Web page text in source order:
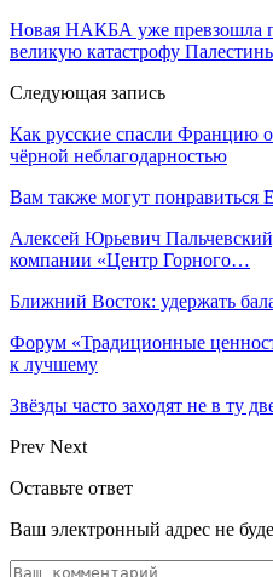
Новая НАКБА уже превзошла
великую катастрофу
Следующая запись
Как русские спасли Францию
чёрной неблагодарностью
Вам также могут понравиться
Алексей Юрьевич
компании «Центр Горного…
Ближний Восток: удержать
Форум «Традиционные
к лучшему
Звёзды часто заходят не в ту
Prev Next
Оставьте ответ
Ваш электронный адрес не